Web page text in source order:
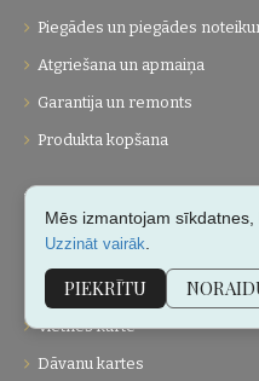
Piegādes un piegādes
Atgriešana un apmaiņa
Garantija un remonts
Produkta kopšana
UZŅĒMUMS
Par mums
Kontakti
Vietnes karte
Dāvanu kartes
Mēs izmantojam
Uzzināt vairāk.
PIEKRĪTU